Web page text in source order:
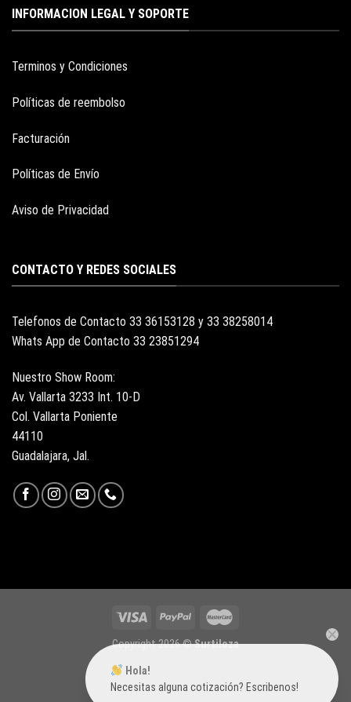
INFORMACION LEGAL Y SOPORTE
Terminos y Condiciones
Políticas de reembolso
Facturación
Políticas de Envío
Aviso de Privacidad
CONTACTO Y REDES SOCIALES
Telefonos de Contacto 33 36153128 y 33 38258014
Whats App de Contacto 33 23851294
Nuestro Show Room:
Av. Vallarta 3233 Int. 10-D
Col. Vallarta Poniente
44110
Guadalajara, Jal.
Copyright 2026 ©Surtiloza
Hola!
Necesitas alguna cotización? Escribenos!